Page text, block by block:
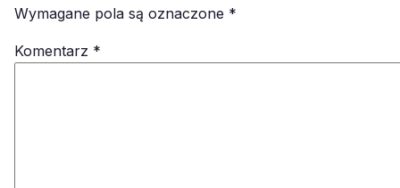
Wymagane pola są oznaczone *
Komentarz *